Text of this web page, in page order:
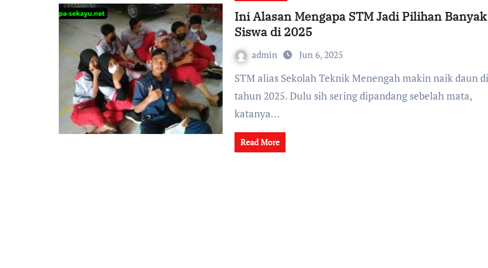
Ini Alasan Mengapa STM Jadi Pilihan Banyak
Siswa di 2025
admin Jun 6, 2025
STM alias Sekolah Teknik Menengah makin naik daun di
tahun 2025. Dulu sih sering dipandang sebelah mata,
katanya…
Read More